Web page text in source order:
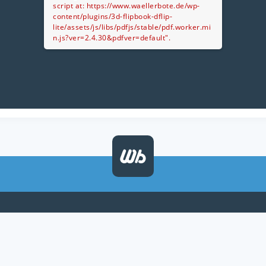
script at: https://www.waellerbote.de/wp-
content/plugins/3d-flipbook-dflip-
lite/assets/js/libs/pdfjs/stable/pdf.worker.mi
n.js?ver=2.4.30&pdfver=default".